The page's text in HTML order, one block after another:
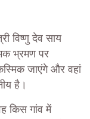
विष्णु देव साय
भ्रमण पर
जाएंगे और वहां
है।
किस गांव में